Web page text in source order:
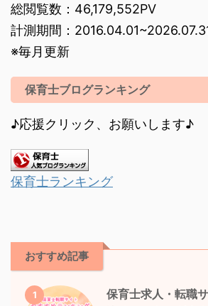
総閲覧数：46,179,552PV
計測期間：
※毎月更新
保育士ブログランキング
♪応援クリック、お願いします♪
保育士ランキング
おすすめ記事
1
保育士求人・転職